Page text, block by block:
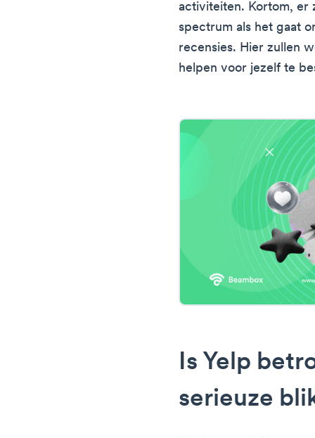
activiteiten. Kortom, er
spectrum als het gaat
recensies. Hier zullen
helpen voor jezelf te
Is Yelp
serieuze